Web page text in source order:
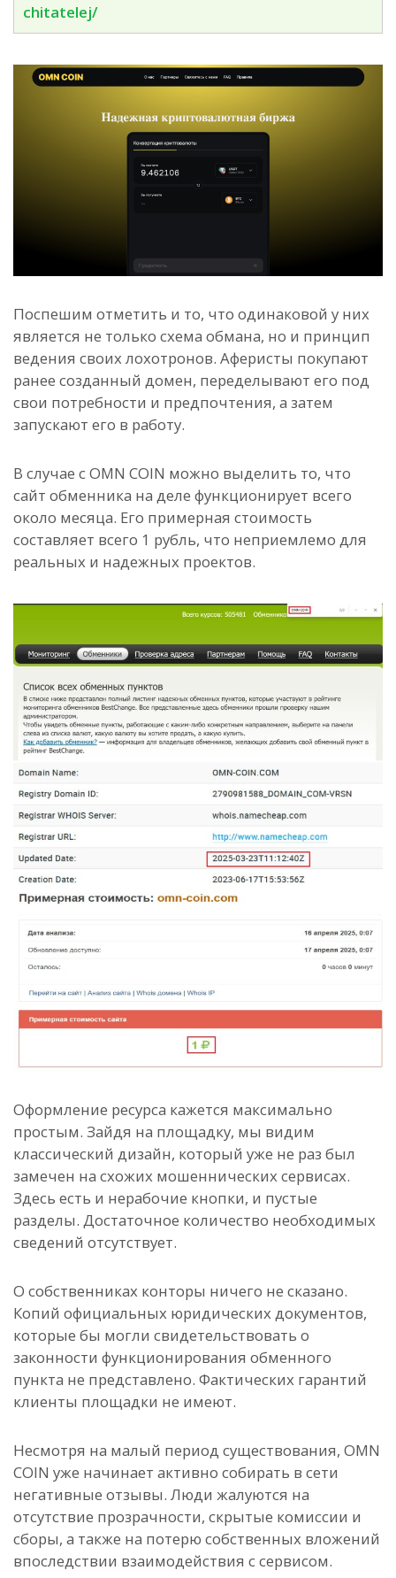
chitatelej/
Поспешим отметить и то, что одинаковой у них
является не только схема обмана, но и принцип
ведения своих лохотронов. Аферисты покупают
ранее созданный домен, переделывают его под
свои потребности и предпочтения, а затем
запускают его в работу.
В случае с OMN COIN можно выделить то, что
сайт обменника на деле функционирует всего
около месяца. Его примерная стоимость
составляет всего 1 рубль, что неприемлемо для
реальных и надежных проектов.
Оформление ресурса кажется максимально
простым. Зайдя на площадку, мы видим
классический дизайн, который уже не раз был
замечен на схожих мошеннических сервисах.
Здесь есть и нерабочие кнопки, и пустые
разделы. Достаточное количество необходимых
сведений отсутствует.
О собственниках конторы ничего не сказано.
Копий официальных юридических документов,
которые бы могли свидетельствовать о
законности функционирования обменного
пункта не представлено. Фактических гарантий
клиенты площадки не имеют.
Несмотря на малый период существования, OMN
COIN уже начинает активно собирать в сети
негативные отзывы. Люди жалуются на
отсутствие прозрачности, скрытые комиссии и
сборы, а также на потерю собственных вложений
впоследствии взаимодействия с сервисом.